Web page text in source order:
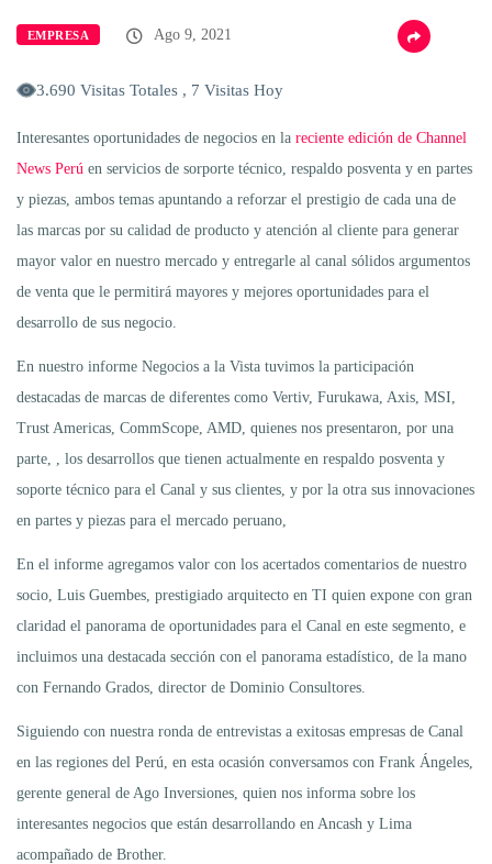
EMPRESA Ago 9, 2021
3.690 Visitas Totales , 7 Visitas Hoy
Interesantes oportunidades de negocios en la reciente edición de Channel
News Perú en servicios de sorporte técnico, respaldo posventa y en partes
y piezas, ambos temas apuntando a reforzar el prestigio de cada una de
las marcas por su calidad de producto y atención al cliente para generar
mayor valor en nuestro mercado y entregarle al canal sólidos argumentos
de venta que le permitirá mayores y mejores oportunidades para el
desarrollo de sus negocio.
En nuestro informe Negocios a la Vista tuvimos la participación
destacadas de marcas de diferentes como Vertiv, Furukawa, Axis, MSI,
Trust Americas, CommScope, AMD, quienes nos presentaron, por una
parte, , los desarrollos que tienen actualmente en respaldo posventa y
soporte técnico para el Canal y sus clientes, y por la otra sus innovaciones
en partes y piezas para el mercado peruano,
En el informe agregamos valor con los acertados comentarios de nuestro
socio, Luis Guembes, prestigiado arquitecto en TI quien expone con gran
claridad el panorama de oportunidades para el Canal en este segmento, e
incluimos una destacada sección con el panorama estadístico, de la mano
con Fernando Grados, director de Dominio Consultores.
Siguiendo con nuestra ronda de entrevistas a exitosas empresas de Canal
en las regiones del Perú, en esta ocasión conversamos con Frank Ángeles,
gerente general de Ago Inversiones, quien nos informa sobre los
interesantes negocios que están desarrollando en Ancash y Lima
acompañado de Brother.